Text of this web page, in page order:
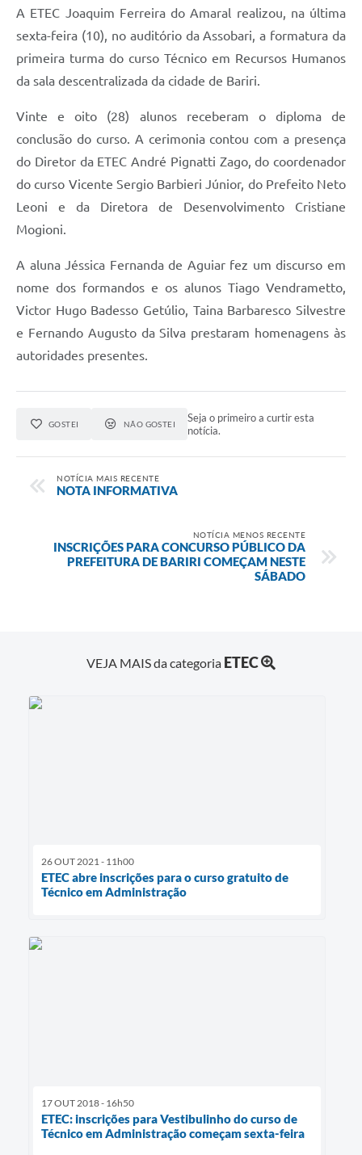
A ETEC Joaquim Ferreira do Amaral realizou, na última
sexta-feira (10), no auditório da Assobari, a formatura da
primeira turma do curso Técnico em Recursos Humanos
da sala descentralizada da cidade de Bariri.
Vinte e oito (28) alunos receberam o diploma de
conclusão do curso. A cerimonia contou com a presença
do Diretor da ETEC André Pignatti Zago, do coordenador
do curso Vicente Sergio Barbieri Júnior, do Prefeito Neto
Leoni e da Diretora de Desenvolvimento Cristiane
Mogioni.
A aluna Jéssica Fernanda de Aguiar fez um discurso em
nome dos formandos e os alunos Tiago Vendrametto,
Victor Hugo Badesso Getúlio, Taina Barbaresco Silvestre
e Fernando Augusto da Silva prestaram homenagens às
autoridades presentes.
GOSTEI NÃO GOSTEI
Seja o primeiro a curtir esta
notícia.
NOTÍCIA MAIS RECENTE
NOTA INFORMATIVA
NOTÍCIA MENOS RECENTE
INSCRIÇÕES PARA CONCURSO PÚBLICO DA
PREFEITURA DE BARIRI COMEÇAM NESTE
SÁBADO
VEJA MAIS da categoria ETEC
26 OUT 2021 - 11h00
ETEC abre inscrições para o curso gratuito de
Técnico em Administração
17 OUT 2018 - 16h50
ETEC: inscrições para Vestibulinho do curso de
Técnico em Administração começam sexta-feira